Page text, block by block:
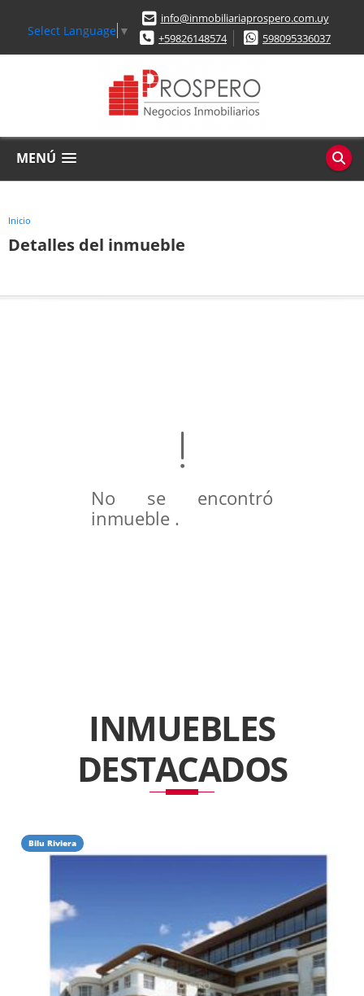
Select Language ▼
info@inmobiliariaprospero.com.uy
+59826148574
598095336037
MENÚ
Inicio
Detalles del inmueble
No se encontró
inmueble .
INMUEBLES
DESTACADOS
Bilu Riviera